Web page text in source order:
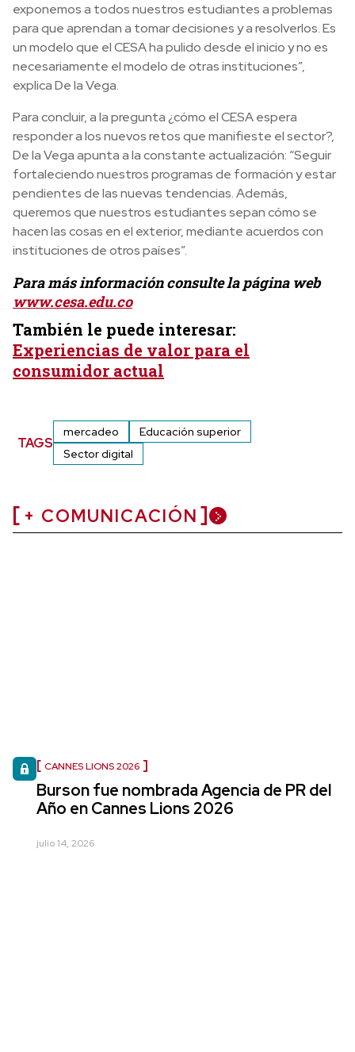
exponemos a todos nuestros estudiantes a problemas
para que aprendan a tomar decisiones y a resolverlos. Es
un modelo que el CESA ha pulido desde el inicio y no es
necesariamente el modelo de otras instituciones”,
explica De la Vega.
Para concluir, a la pregunta ¿cómo el CESA espera
responder a los nuevos retos que manifieste el sector?,
De la Vega apunta a la constante actualización: “Seguir
fortaleciendo nuestros programas de formación y estar
pendientes de las nuevas tendencias. Además,
queremos que nuestros estudiantes sepan cómo se
hacen las cosas en el exterior, mediante acuerdos con
instituciones de otros países”.
Para más información consulte la página web
www.cesa.edu.co
También le puede interesar:
Experiencias de valor para el
consumidor actual
TAGS
mercadeo
Educación superior
Sector digital
+ COMUNICACIÓN
CANNES LIONS 2026
Burson fue nombrada Agencia de PR del
Año en Cannes Lions 2026
julio 14, 2026